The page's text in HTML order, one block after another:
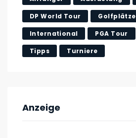
DP World Tour Golfplätze
International PGA Tour
Tipps Turniere
Anzeige